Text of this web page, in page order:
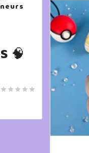
🧠
    